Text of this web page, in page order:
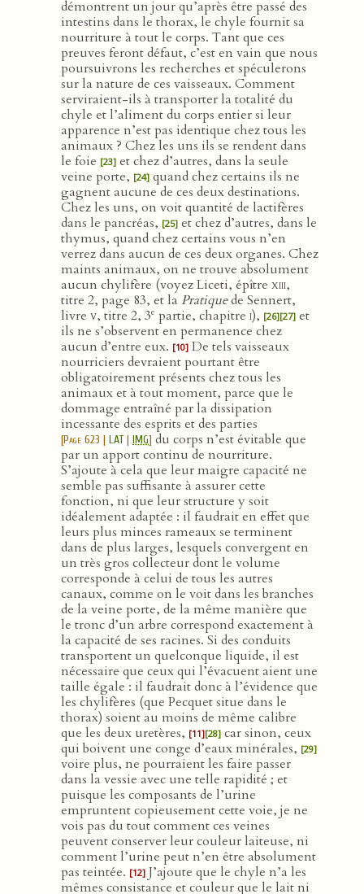
démontrent un jour qu’après être passé des
intestins dans le thorax, le chyle fournit sa
nourriture à tout le corps. Tant que ces
preuves feront défaut, c’est en vain que nous
poursuivrons les recherches et spéculerons
sur la nature de ces vaisseaux. Comment
serviraient-ils à transporter la totalité du
chyle et l’aliment du corps entier si leur
apparence n’est pas identique chez tous les
animaux ? Chez les uns ils se rendent dans
le foie [23] et chez d’autres, dans la seule
veine porte, [24] quand chez certains ils ne
gagnent aucune de ces deux destinations.
Chez les uns, on voit quantité de lactifères
dans le pancréas, [25] et chez d’autres, dans le
thymus, quand chez certains vous n’en
verrez dans aucun de ces deux organes. Chez
maints animaux, on ne trouve absolument
aucun chylifère (voyez Liceti, épître xiii,
titre 2, page 83, et la Pratiquede Sennert,
livre v, titre 2, 3e partie, chapitre i), [26][27] et
ils ne s’observent en permanence chez
aucun d’entre eux. [10] De tels vaisseaux
nourriciers devraient pourtant être
obligatoirement présents chez tous les
animaux et à tout moment, parce que le
dommage entraîné par la dissipation
incessante des esprits et des parties
[Page 623 | LAT| IMG] du corps n’est évitable que
par un apport continu de nourriture.
S’ajoute à cela que leur maigre capacité ne
semble pas suffisante à assurer cette
fonction, ni que leur structure y soit
idéalement adaptée : il faudrait en effet que
leurs plus minces rameaux se terminent
dans de plus larges, lesquels convergent en
un très gros collecteur dont le volume
corresponde à celui de tous les autres
canaux, comme on le voit dans les branches
de la veine porte, de la même manière que
le tronc d’un arbre correspond exactement à
la capacité de ses racines. Si des conduits
transportent un quelconque liquide, il est
nécessaire que ceux qui l’évacuent aient une
taille égale : il faudrait donc à l’évidence que
les chylifères (que Pecquet situe dans le
thorax) soient au moins de même calibre
que les deux uretères, [11][28] car sinon, ceux
qui boivent une conge d’eaux minérales, [29]
voire plus, ne pourraient les faire passer
dans la vessie avec une telle rapidité ; et
puisque les composants de l’urine
empruntent copieusement cette voie, je ne
vois pas du tout comment ces veines
peuvent conserver leur couleur laiteuse, ni
comment l’urine peut n’en être absolument
pas teintée. [12] J’ajoute que le chyle n’a les
mêmes consistance et couleur que le lait ni